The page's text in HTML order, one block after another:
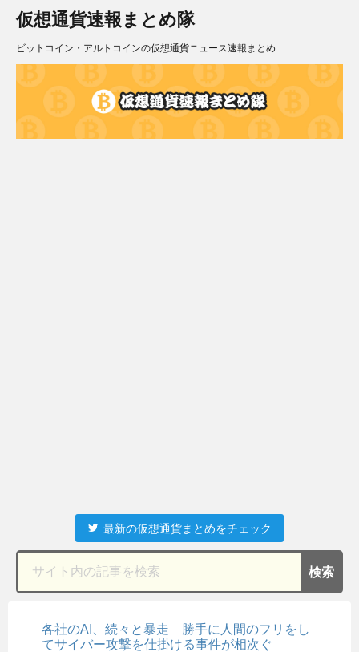
仮想通貨速報まとめ隊
ビットコイン・アルトコインの仮想通貨ニュース速報まとめ
最新の仮想通貨まとめをチェック
各社のAI、続々と暴走 勝手に人間のフリをし
てサイバー攻撃を仕掛ける事件が相次ぐ